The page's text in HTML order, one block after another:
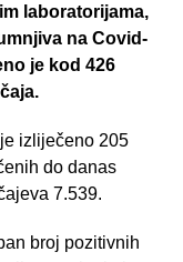
laboratorijama,
na Covid-
je kod 426
izliječeno 205
do danas
7.539.
broj pozitivnih